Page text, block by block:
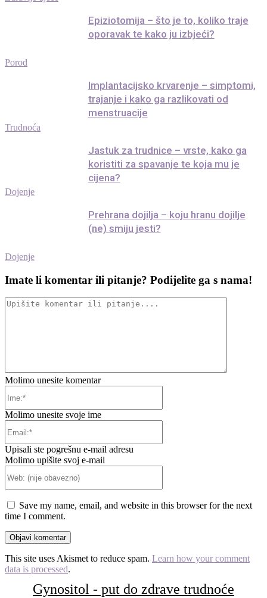
Porod
Epiziotomija – što je to, koliko traje
oporavak te kako ju izbjeći?
Trudnoća
Implantacijsko krvarenje – simptomi,
trajanje i kako ga razlikovati od
menstruacije
Dojenje
Jastuk za trudnice – vrste, kako ga
koristiti za spavanje te koja mu je
cijena?
Dojenje
Prehrana dojilja – koju hranu dojilje
(ne) smiju jesti?
Imate li komentar ili pitanje? Podijelite ga s nama!
Molimo unesite komentar
Molimo unesite svoje ime
Upisali ste pogrešnu e-mail adresu
Molimo upišite svoj e-mail
obavezno)
Save my name, email, and website in this browser for the next
time I comment.
This site uses Akismet to reduce spam. Learn how your comment
data is processed.
Gynositol - put do zdrave trudnoće